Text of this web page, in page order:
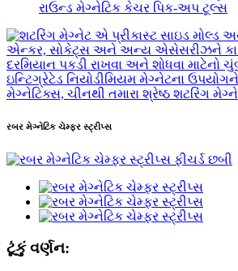
રાઉન્ડ મેગ્નેટિક કેચર પિક-અપ ટૂલ્સ
રબર મેગ્નેટિક ચેમ્ફર સ્ટ્રીપ્સ
ટૂંકું વર્ણન: